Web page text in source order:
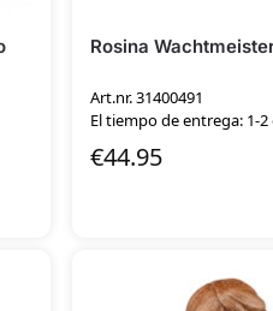
Rosina
Art.nr. 31400491
El tiempo de entrega: 1-2
€44.95